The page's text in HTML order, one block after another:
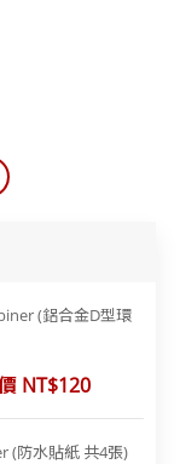
(鋁合金D型環
NT$120
(防水貼紙 共4張)